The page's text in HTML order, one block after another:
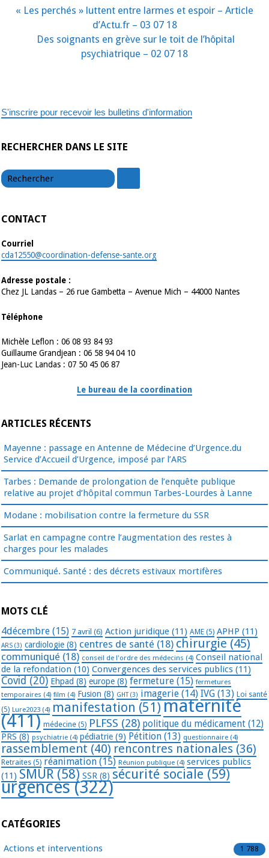
« Les perchés » luttent entre larmes et espoir – Article
d’Actu.fr – 03 07 18
Des soignants en grève sur le toit de l’hôpital
psychiatrique – 02 07 18
S'inscrire pour recevoir les bulletins d'information
RECHERCHER DANS LE SITE
CONTACT
Courriel
cda12550@coordination-defense-sante.org
Adresse postale :
Chez JL Landas – 26 rue Gambetta – Avenue Mich – 44000 Nantes
Téléphone
Michèle Leflon : 06 08 93 84 93
Guillaume Grandjean : 06 58 94 04 10
Jean-Luc Landas : 07 50 45 06 87
Le bureau de la coordination
ARTICLES RÉCENTS
Mayenne : passage en Antenne de Médecine d’Urgence.du
Service d’Accueil d’Urgence, imposé par l’ARS
Tarbes : Demande de prolongation de l’enquête publique
relative au projet d’hôpital commun Tarbes-Lourdes à Lanne
Modane : mobilisation contre la fermeture du SSR
Sarlat en campagne contre l’augmentation des restes à
charges pour les malades
Communiqué. Santé : des décrets estivaux mortifères
MOTS CLÉ
4décembre (15) 7 avril (6) Action juridique (11) AME (5) APHP (11)
ARS (3) cardiologie (8) centres de santé (18) chirurgie (45)
communiqué (18) conseil de l'ordre des médecins (4) Conseil national
de la refondation (10) Convergences des services publics (11)
Covid (20) Ehpad (8) europe (8) fermeture (15) fermetures
temporaires (4) film (4) Fusion (8) GHT(3) imagerie (14) IVG (13) Loi santé
(5) Lure2023 (4) manifestation (51) maternité
(411) médecine (5) PLFSS (28) politique du médicament (12)
PRS (8) psychiatrie (4) pédiatrie (9) Pétition (13) questionnaire (4)
rassemblement (40) rencontres nationales (36)
Retraites (5) réanimation (15) Réunion publique (4) services publics
(11) SMUR (58) SSR (8) sécurité sociale (59)
urgences(322)
CATÉGORIES
Actions et interventions 1 788